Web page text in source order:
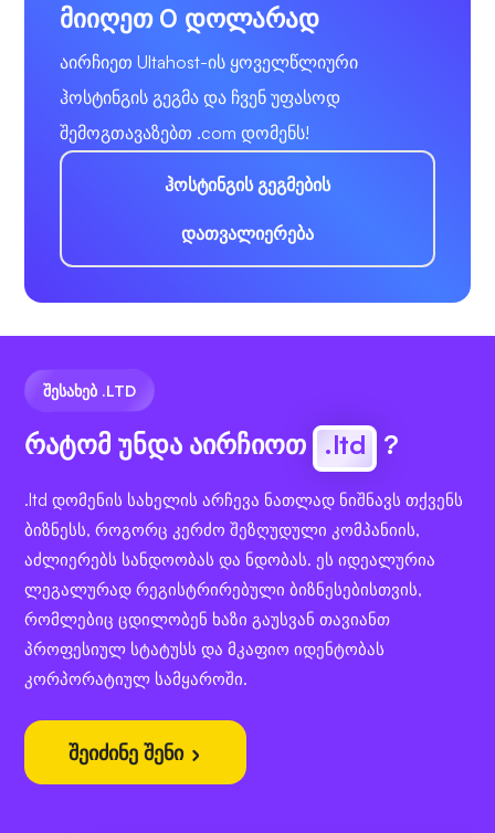
მიიღეთ 0 დოლარად
აირჩიეთ Ultahost-ის ყოველწლიური
ჰოსტინგის გეგმა და ჩვენ უფასოდ
შემოგთავაზებთ .com დომენს!
ჰოსტინგის გეგმების
დათვალიერება
ᲨᲔᲡᲐᲮᲔᲑ .LTD
რატომ უნდა აირჩიოთ .ltd ?
.ltd დომენის სახელის არჩევა ნათლად ნიშნავს თქვენს
ბიზნესს, როგორც კერძო შეზღუდული კომპანიის,
აძლიერებს სანდოობას და ნდობას. ეს იდეალურია
ლეგალურად რეგისტრირებული ბიზნესებისთვის,
რომლებიც ცდილობენ ხაზი გაუსვან თავიანთ
პროფესიულ სტატუსს და მკაფიო იდენტობას
კორპორატიულ სამყაროში.
შეიძინე შენი